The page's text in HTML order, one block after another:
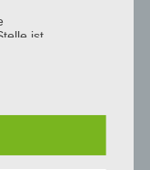
ist
Für die
und Besucher